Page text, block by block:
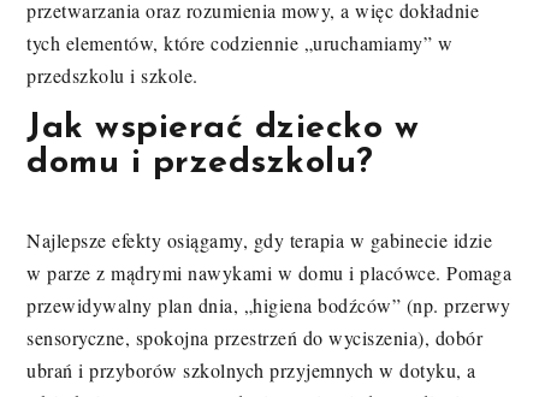
przetwarzania oraz rozumienia mowy, a więc dokładnie
tych elementów, które codziennie „uruchamiamy” w
przedszkolu i szkole.
Jak wspierać dziecko w
domu i przedszkolu?
Najlepsze efekty osiągamy, gdy terapia w gabinecie idzie
w parze z mądrymi nawykami w domu i placówce. Pomaga
przewidywalny plan dnia, „higiena bodźców” (np. przerwy
sensoryczne, spokojna przestrzeń do wyciszenia), dobór
ubrań i przyborów szkolnych przyjemnych w dotyku, a